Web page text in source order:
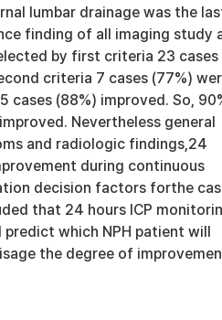
lumbar drainage was the
finding of all imaging study
by first criteria 23 cases
criteria 7 cases (77%)
cases (88%) improved. So,
Nevertheless general
and radiologic findings,24
during continuous
decision factors forthe
that 24 hours ICP
which NPH patient will
the degree of